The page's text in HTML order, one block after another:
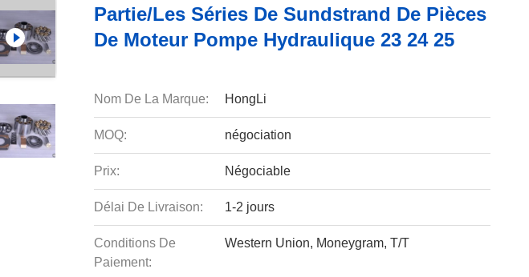
Partie/les Séries De Sundstrand De Pièces
De Moteur Pompe Hydraulique 23 24 25
Nom De La Marque: HongLi
MOQ: négociation
Prix: Négociable
Délai De Livraison: 1-2 jours
Conditions De
Paiement:
Western Union, Moneygram, T/T